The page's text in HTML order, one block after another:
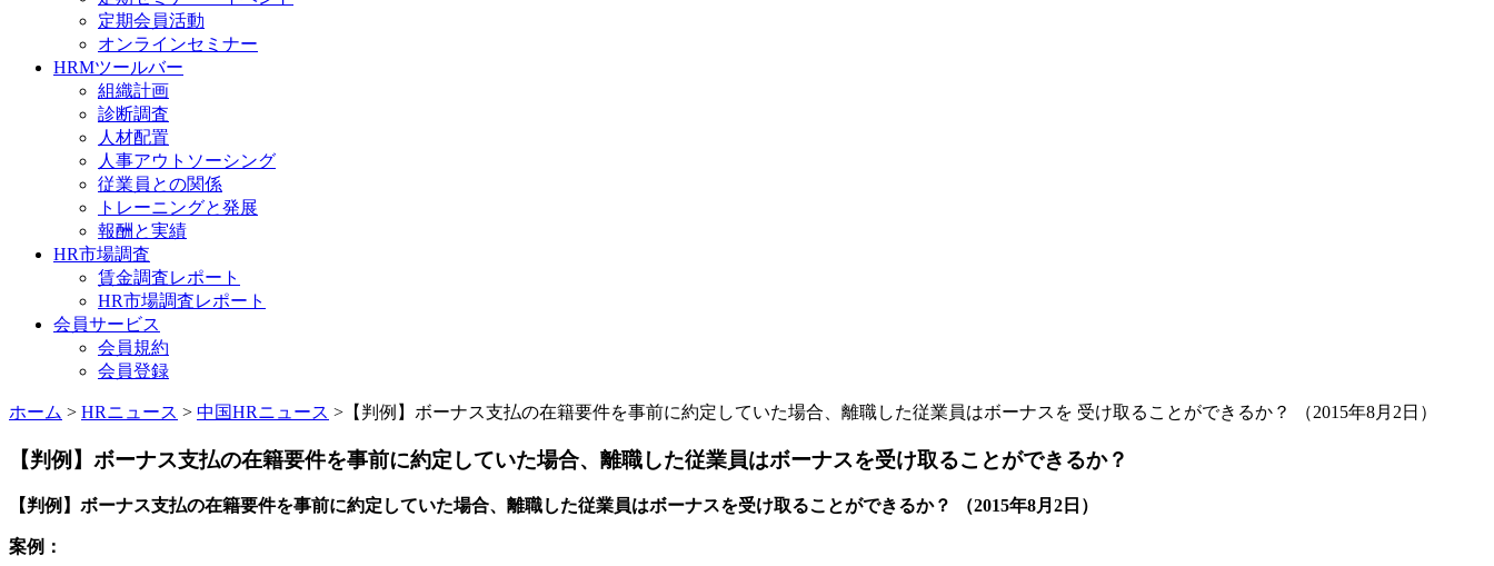
定期会員活動
オンラインセミナー
HRMツールバー
組織計画
診断調査
人材配置
人事アウトソーシング
従業員との関係
トレーニングと発展
報酬と実績
HR市場調査
賃金調査レポート
HR市場調査レポート
会員サービス
会員規約
会員登録
ホーム > HRニュース > 中国HRニュース >【判例】ボーナス支払の在籍要件を事前に約定していた場合、離職した従業員はボーナスを 受け取ることができるか？ （2015年8月2日）
【判例】ボーナス支払の在籍要件を事前に約定していた場合、離職した従業員はボーナスを受け取ることができるか？
【判例】ボーナス支払の在籍要件を事前に約定していた場合、離職した従業員はボーナスを受け取ることができるか？ （2015年8月2日）
案例：